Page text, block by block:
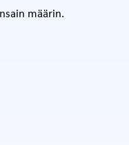
määrin.